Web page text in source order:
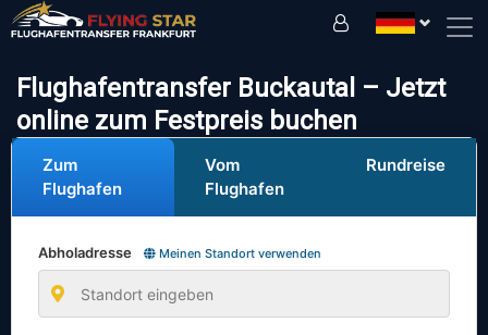
Flughafentransfer Buckautal – Jetzt
online zum Festpreis buchen
Zum
Flughafen
Vom
Flughafen
Rundreise
Abholadresse Meinen Standort verwenden